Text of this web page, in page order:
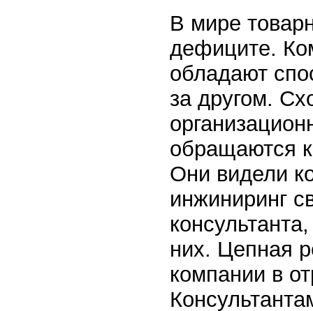
В мире
дефиците.
обладают
за другом.
обращаются
Они видели
инжиниринг
них. Цепная
компании в